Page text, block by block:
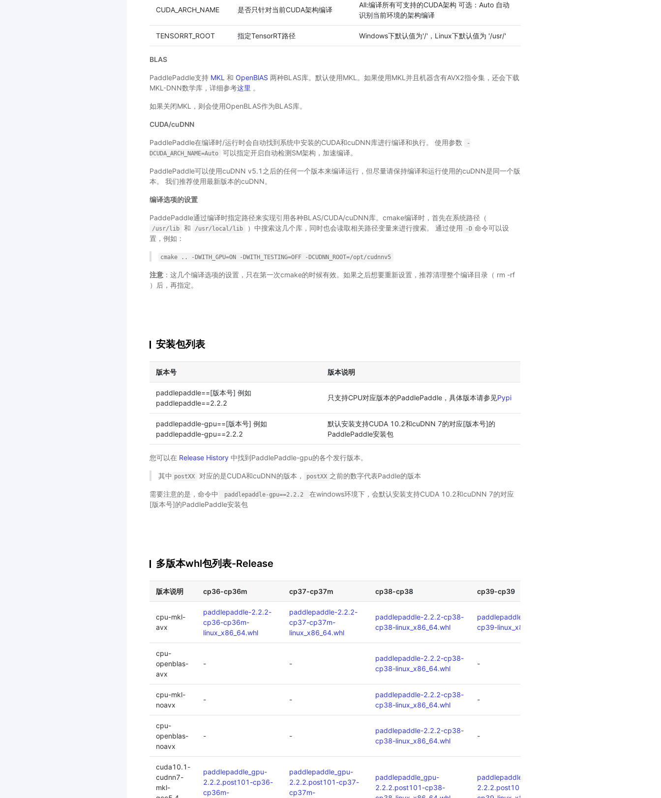
CUDA_ARCH_NAME 是否只针对当前CUDA架构编译
All:编译所有可支持的CUDA架构 可选：Auto 自动
识别当前环境的架构编译
TENSORRT_ROOT 指定TensorRT路径 Windows下默认值为'/'，Linux下默认值为 '/usr/'
BLAS
PaddlePaddle支持 MKL 和 OpenBlAS 两种BLAS库。默认使用MKL。如果使用MKL并且机器含有AVX2指令集，还会下载
MKL-DNN数学库，详细参考这里 。
如果关闭MKL，则会使用OpenBLAS作为BLAS库。
CUDA/cuDNN
PaddlePaddle在编译时/运行时会自动找到系统中安装的CUDA和cuDNN库进行编译和执行。 使用参数
-
DCUDA_ARCH_NAME=Auto
可以指定开启自动检测SM架构，加速编译。
PaddlePaddle可以使用cuDNN v5.1之后的任何一个版本来编译运行，但尽量请保持编译和运行使用的cuDNN是同一个版
本。 我们推荐使用最新版本的cuDNN。
编译选项的设置
PaddePaddle通过编译时指定路径来实现引用各种BLAS/CUDA/cuDNN库。cmake编译时，首先在系统路径（
/usr/lib 和 /usr/local/lib ）中搜索这几个库，同时也会读取相关路径变量来进行搜索。 通过使用 -D 命令可以设
置，例如：
cmake .. -DWITH_GPU=ON -DWITH_TESTING=OFF -DCUDNN_ROOT=/opt/cudnnv5
注意 ：这几个编译选项的设置，只在第一次cmake的时候有效。如果之后想要重新设置，推荐清理整个编译目录（ rm -rf
）后，再指定。
安装包列表
版本号 版本说明
paddlepaddle==[版本号] 例如
paddlepaddle==2.2.2
只支持CPU对应版本的PaddlePaddle，具体版本请参见Pypi
paddlepaddle-gpu==[版本号] 例如
paddlepaddle-gpu==2.2.2
默认安装支持CUDA 10.2和cuDNN 7的对应[版本号]的
PaddlePaddle安装包
您可以在 Release History 中找到PaddlePaddle-gpu的各个发行版本。
其中 postXX 对应的是CUDA和cuDNN的版本， postXX 之前的数字代表Paddle的版本
需要注意的是，命令中 paddlepaddle-gpu==2.2.2
在windows环境下，会默认安装支持CUDA 10.2和cuDNN 7的对应
[版本号]的PaddlePaddle安装包
多版本whl包列表-Release
版本说明 cp36-cp36m cp37-cp37m cp38-cp38 cp39-cp39
cpu-mkl-
avx
paddlepaddle-2.2.2-
cp36-cp36m-
linux_x86_64.whl
paddlepaddle-2.2.2-
cp37-cp37m-
linux_x86_64.whl
paddlepaddle-2.2.2-cp38-
cp38-linux_x86_64.whl
paddlepaddle-2.2.2-cp39-
cp39-linux_x86_64.whl
cpu-
openblas-
avx
- -
paddlepaddle-2.2.2-cp38-
cp38-linux_x86_64.whl
-
cpu-mkl-
noavx
- -
paddlepaddle-2.2.2-cp38-
cp38-linux_x86_64.whl
-
cpu-
openblas-
noavx
- -
paddlepaddle-2.2.2-cp38-
cp38-linux_x86_64.whl
-
cuda10.1-
cudnn7-
mkl-
paddlepaddle_gpu-
2.2.2.post101-cp36-
cp36m-
paddlepaddle_gpu-
2.2.2.post101-cp37-
cp37m-
paddlepaddle_gpu-
2.2.2.post101-cp38-
paddlepaddle_gpu-
2.2.2.post101-cp39-